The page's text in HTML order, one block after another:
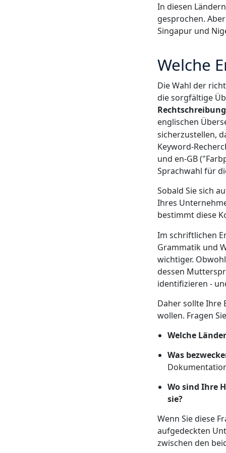
In diesen
gesprochen.
Singapur und
Welche
Die Wahl der
die sorgfältige
englischen
sicherzustellen,
Keyword-
und en-GB
Sprachwahl für
Sobald Sie sich
Ihres
bestimmt diese
Im schriftlichen
Grammatik und
wichtiger.
dessen
identifizieren -
Daher sollte Ihre
wollen. Fragen
Welche
Was
Wo sind Ihre
sie?
Wenn Sie diese
aufgedeckten
zwischen den